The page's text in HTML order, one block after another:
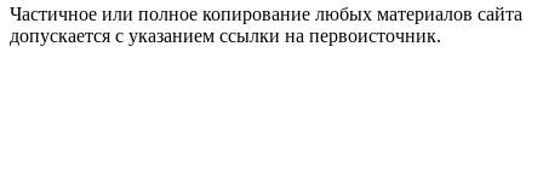
Частичное или полное копирование любых материалов сайта
допускается с указанием ссылки на первоисточник.